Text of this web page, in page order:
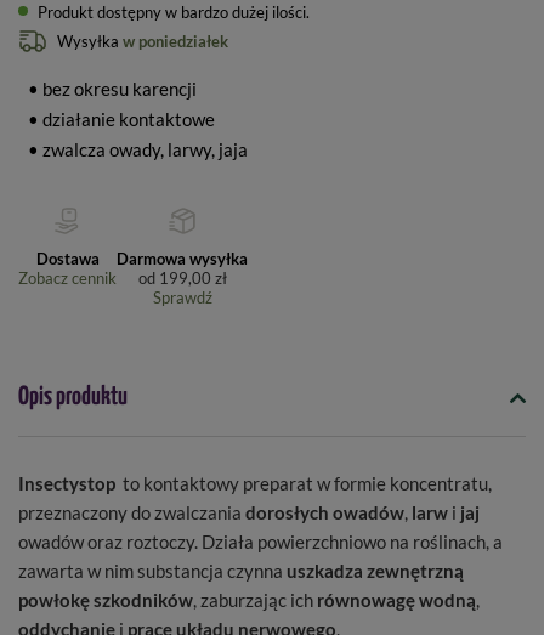
Produkt dostępny w bardzo dużej ilości
Wysyłka w poniedziałek
• bez okresu karencji
• działanie kontaktowe
• zwalcza owady, larwy, jaja
Dostawa
Zobacz cennik
Darmowa wysyłka
od 199,00 zł
Sprawdź
Opis produktu
Insectystop to kontaktowy preparat w formie koncentratu,
przeznaczony do zwalczania dorosłych owadów, larw i jaj
owadów oraz roztoczy. Działa powierzchniowo na roślinach, a
zawarta w nim substancja czynna uszkadza zewnętrzną
powłokę szkodników, zaburzając ich równowagę wodną,
oddychanie i pracę układu nerwowego.